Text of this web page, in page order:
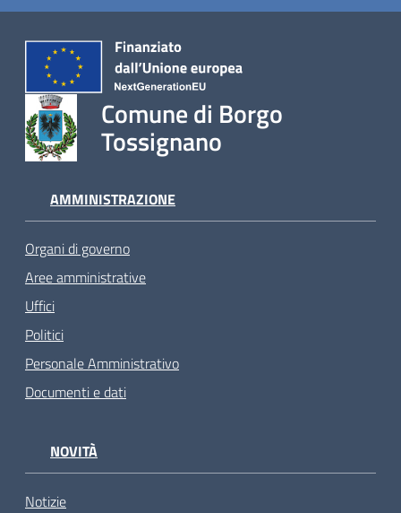
Comune di Borgo
Tossignano
AMMINISTRAZIONE
Organi di governo
Aree amministrative
Uffici
Politici
Personale Amministrativo
Documenti e dati
NOVITÀ
Notizie